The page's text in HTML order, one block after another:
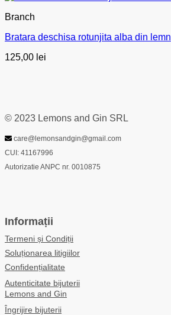
Branch
Bratara deschisa rotunjita alba din lemn
125,00 lei
© 2023 Lemons and Gin SRL
care@lemonsandgin@gmail.com
CUI: 41167996
Autorizatie ANPC nr. 0010875
Informații
Termeni și Condiții
Soluționarea litigiilor
Confidențialitate
Autenticitate bijuterii
Lemons and Gin
Îngrijire bijuterii